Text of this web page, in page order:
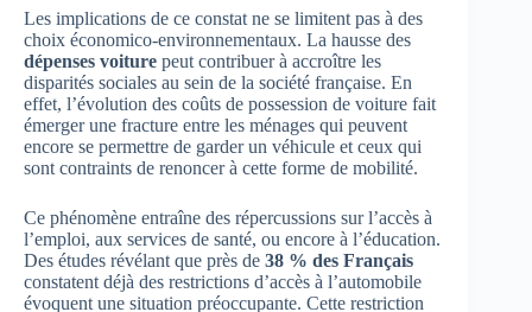
Les implications de ce constat ne se limitent pas à des
choix économico-environnementaux. La hausse des
dépenses voiture peut contribuer à accroître les
disparités sociales au sein de la société française. En
effet, l’évolution des coûts de possession de voiture fait
émerger une fracture entre les ménages qui peuvent
encore se permettre de garder un véhicule et ceux qui
sont contraints de renoncer à cette forme de mobilité.
Ce phénomène entraîne des répercussions sur l’accès à
l’emploi, aux services de santé, ou encore à l’éducation.
Des études révélant que près de 38 % des Français
constatent déjà des restrictions d’accès à l’automobile
évoquent une situation préoccupante. Cette restriction